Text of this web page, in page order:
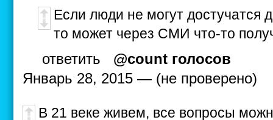
Если люди не могут
то может через СМИ что-то
ответить
@count голосов
Январь 28, 2015 — (не проверено)
В 21 веке живем, все вопросы